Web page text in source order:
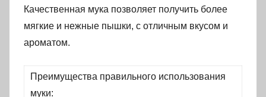
Качественная мука позволяет получить более
мягкие и нежные пышки, с отличным вкусом и
ароматом.
Преимущества правильного использования
муки: